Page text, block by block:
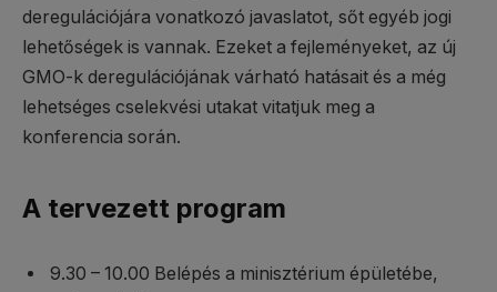
deregulációjára vonatkozó javaslatot, sőt egyéb jogi
lehetőségek is vannak. Ezeket a fejleményeket, az új
GMO-k deregulációjának várható hatásait és a még
lehetséges cselekvési utakat vitatjuk meg a
konferencia során.
A tervezett program
9.30 – 10.00 Belépés a minisztérium épületébe,